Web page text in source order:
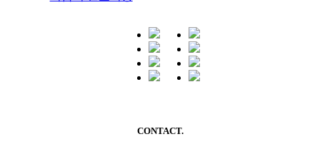
CONTACT.